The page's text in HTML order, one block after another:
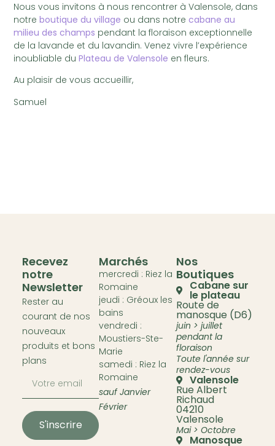
Nous vous invitons à nous rencontrer à Valensole, dans
notreboutique du village ou dans notre cabane au
milieu des champs pendant la floraison exceptionnelle
de la lavande et du lavandin. Venez vivre l’expérience
inoubliable duPlateau de Valensole en fleurs.
Au plaisir de vous accueillir,
Samuel
Recevez
notre
Newsletter
Rester au
courant de nos
nouveaux
produits et bons
plans
S'inscrire
Marchés
mercredi : Riez la
Romaine
jeudi : Gréoux les
bains
vendredi :
Moustiers-Ste-
Marie
samedi : Riez la
Romaine
sauf Janvier
Février
Nos
Boutiques
Cabane sur
le plateau
Route de
manosque (D6)
juin > juillet
pendant la
floraison
Toute l'année sur
rendez-vous
Valensole
Rue Albert
Richaud
04210
Valensole
Mai > Octobre
Manosque